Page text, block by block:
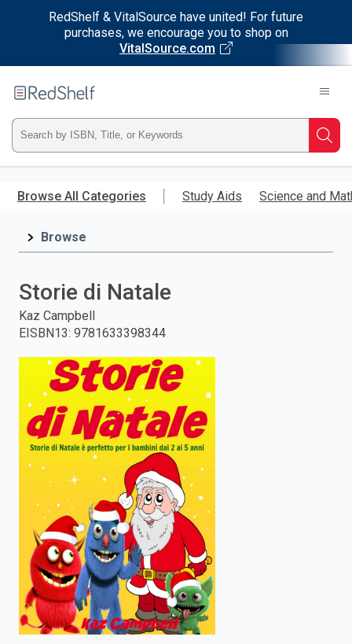
RedShelf & VitalSource have united! For future
purchases, we encourage you to shop on
VitalSource.com
main
RedShelf
Type
ISBN,
Title,
and
press
enter
to
search.
Browse All Categories Study Aids Science and
Browse
Storie di Natale
Kaz Campbell
EISBN13: 9781633398344